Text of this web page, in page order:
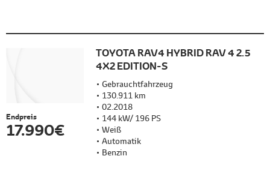
Endpreis
17.990 €
TOYOTA RAV4 HYBRID RAV 4 2.5
4X2 EDITION-S
Gebrauchtfahrzeug
130.911 km
02.2018
144 kW/ 196 PS
Weiß
Automatik
Benzin